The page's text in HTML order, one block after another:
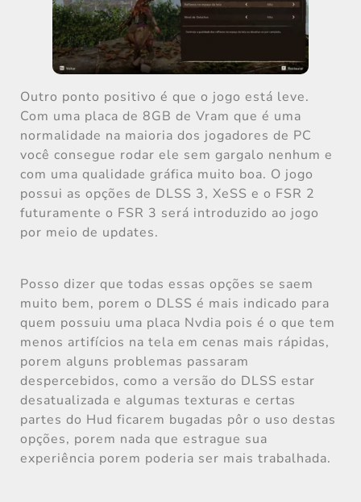
Outro ponto positivo é que o jogo está leve.
Com uma placa de 8GB de Vram que é uma
normalidade na maioria dos jogadores de PC
você consegue rodar ele sem gargalo nenhum e
com uma qualidade gráfica muito boa. O jogo
possui as opções de DLSS 3, XeSS e o FSR 2
futuramente o FSR 3 será introduzido ao jogo
por meio de updates.
Posso dizer que todas essas opções se saem
muito bem, porem o DLSS é mais indicado para
quem possuiu uma placa Nvdia pois é o que tem
menos artifícios na tela em cenas mais rápidas,
porem alguns problemas passaram
despercebidos, como a versão do DLSS estar
desatualizada e algumas texturas e certas
partes do Hud ficarem bugadas pôr o uso destas
opções, porem nada que estrague sua
experiência porem poderia ser mais trabalhada.